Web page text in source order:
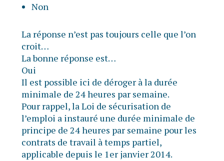
Non
La réponse n’est pas toujours celle que l’on
croit…
La bonne réponse est…
Oui
Il est possible ici de déroger à la durée
minimale de 24 heures par semaine.
Pour rappel, la Loi de sécurisation de
l’emploi a instauré une durée minimale de
principe de 24 heures par semaine pour les
contrats de travail à temps partiel,
applicable depuis le 1er janvier 2014.